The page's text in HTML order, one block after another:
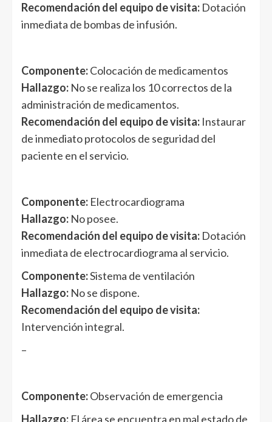
Recomendación del equipo de visita: Dotación
inmediata de bombas de infusión.
Componente:Colocación de medicamentos
Hallazgo: No se realiza los 10 correctos de la
administración de medicamentos.
Recomendación del equipo de visita: Instaurar
de inmediato protocolos de seguridad del
paciente en el servicio.
Componente: Electrocardiograma
Hallazgo: No posee.
Recomendación del equipo de visita: Dotación
inmediata de electrocardiograma al servicio.
Componente:Sistema de ventilación
Hallazgo: No se dispone.
Recomendación del equipo de visita:
Intervención integral.
–
Componente:Observación de emergencia
Hallazgo: El área se encuentra en mal estado de